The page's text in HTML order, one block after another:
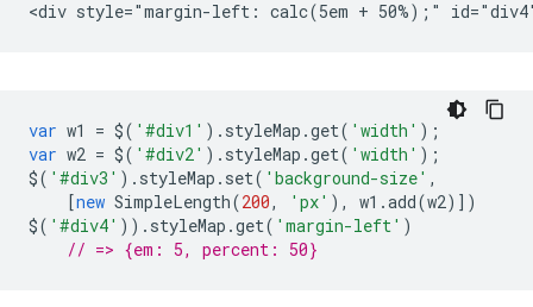
var w1 = $( '#div1' ). styleMap .get( 'width' );
var w2 = $( '#div2' ). styleMap .get( 'width' );
$( '#div3' ). styleMap . set( 'background-size' ,
[new SimpleLength(200, 'px' ), w1 .add(w2)])
$( '#div4' )). styleMap .get( 'margin-left' )
// => {em: 5, percent: 50}